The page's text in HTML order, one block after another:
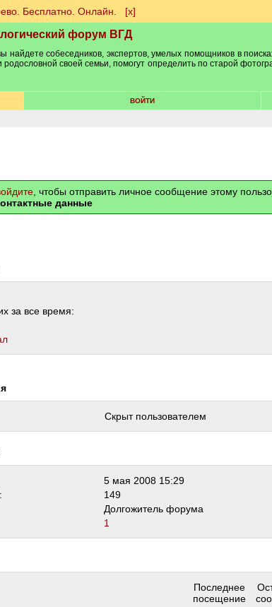
Бесплатно. Онлайн. [х]
форум ВГД
собеседников, экспертов, умелых помощников в
своей семьи, помогут определить по старой
ВОЙТИ
, чтобы отправить личное сообщение этому
данные
за все время:
Скрыт пользователем
5 мая 2008 15:29
149
Долгожитель форума
1
Последнее
посещение